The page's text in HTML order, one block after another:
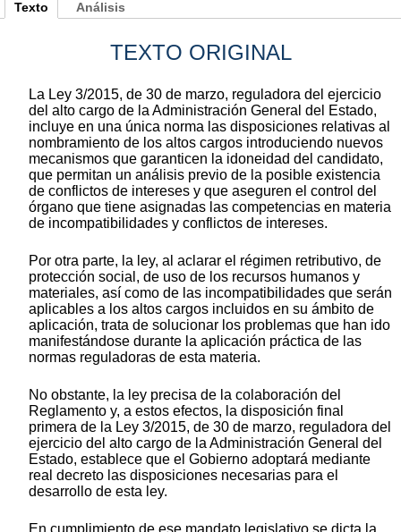
Texto
TEXTO ORIGINAL
La Ley 3/2015, de 30 de marzo, reguladora del ejercicio
del alto cargo de la Administración General del Estado,
incluye en una única norma las disposiciones relativas al
nombramiento de los altos cargos introduciendo nuevos
mecanismos que garanticen la idoneidad del candidato,
que permitan un análisis previo de la posible existencia
de conflictos de intereses y que aseguren el control del
órgano que tiene asignadas las competencias en materia
de incompatibilidades y conflictos de intereses.
Por otra parte, la ley, al aclarar el régimen retributivo, de
protección social, de uso de los recursos humanos y
materiales, así como de las incompatibilidades que serán
aplicables a los altos cargos incluidos en su ámbito de
aplicación, trata de solucionar los problemas que han ido
manifestándose durante la aplicación práctica de las
normas reguladoras de esta materia.
No obstante, la ley precisa de la colaboración del
Reglamento y, a estos efectos, la disposición final
primera de la Ley 3/2015, de 30 de marzo, reguladora del
ejercicio del alto cargo de la Administración General del
Estado, establece que el Gobierno adoptará mediante
real decreto las disposiciones necesarias para el
desarrollo de esta ley.
En cumplimiento de ese mandato legislativo se dicta la
Análisis